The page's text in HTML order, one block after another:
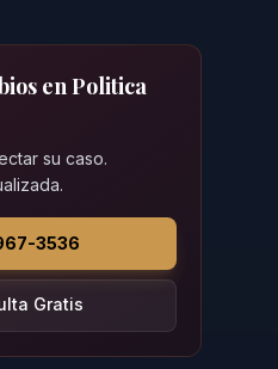
en Politica
su caso.
3536
Gratis